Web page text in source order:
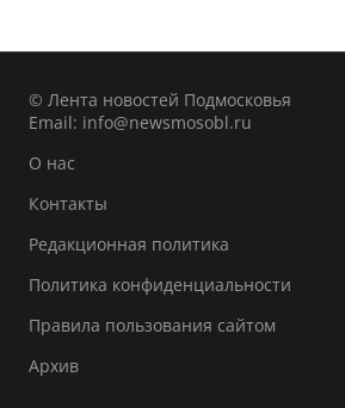
© Лента новостей Подмосковья
Email: info@newsmosobl.ru
О нас
Контакты
Редакционная политика
Политика конфиденциальности
Правила пользования сайтом
Архив